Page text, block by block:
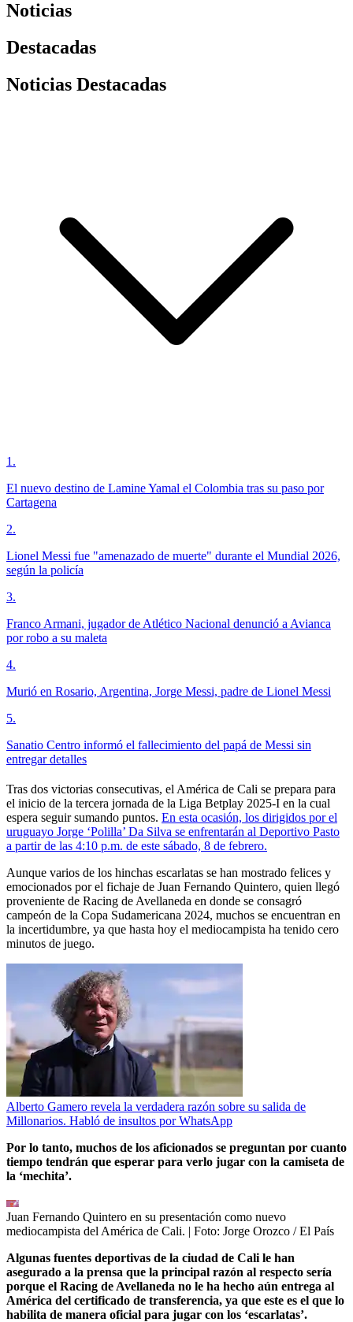
Noticias
Destacadas
Noticias Destacadas
1 .
El nuevo destino de Lamine Yamal el Colombia tras su paso por
Cartagena
2.
Lionel Messi fue "amenazado de muerte" durante el Mundial 2026,
según la policía
3.
Franco Armani, jugador de Atlético Nacional denunció a Avianca
por robo a su maleta
4.
Murió en Rosario, Argentina, Jorge Messi, padre de Lionel Messi
5.
Sanatio Centro informó el fallecimiento del papá de Messi sin
entregar detalles
Tras dos victorias consecutivas, el América de Cali se prepara para
el inicio de la tercera jornada de la Liga Betplay 2025-I en la cual
espera seguir sumando puntos. En esta ocasión, los dirigidos por el
uruguayo Jorge ‘Polilla’ Da Silva se enfrentarán al Deportivo Pasto
a partir de las 4:10 p.m. de este sábado, 8 de febrero.
Aunque varios de los hinchas escarlatas se han mostrado felices y
emocionados por el fichaje de Juan Fernando Quintero, quien llegó
proveniente de Racing de Avellaneda en donde se consagró
campeón de la Copa Sudamericana 2024, muchos se encuentran en
la incertidumbre, ya que hasta hoy el mediocampista ha tenido cero
minutos de juego.
Alberto Gamero revela la verdadera razón sobre su salida de
Millonarios. Habló de insultos por WhatsApp
Por lo tanto, muchos de los aficionados se preguntan por cuanto
tiempo tendrán que esperar para verlo jugar con la camiseta de
la ‘mechita’.
Juan Fernando Quintero en su presentación como nuevo
mediocampista del América de Cali. | Foto: Jorge Orozco / El País
Algunas fuentes deportivas de la ciudad de Cali le han
asegurado a la prensa que la principal razón al respecto sería
porque el Racing de Avellaneda no le ha hecho aún entrega al
América del certificado de transferencia, ya que este es el que lo
habilita de manera oficial para jugar con los ‘escarlatas’.